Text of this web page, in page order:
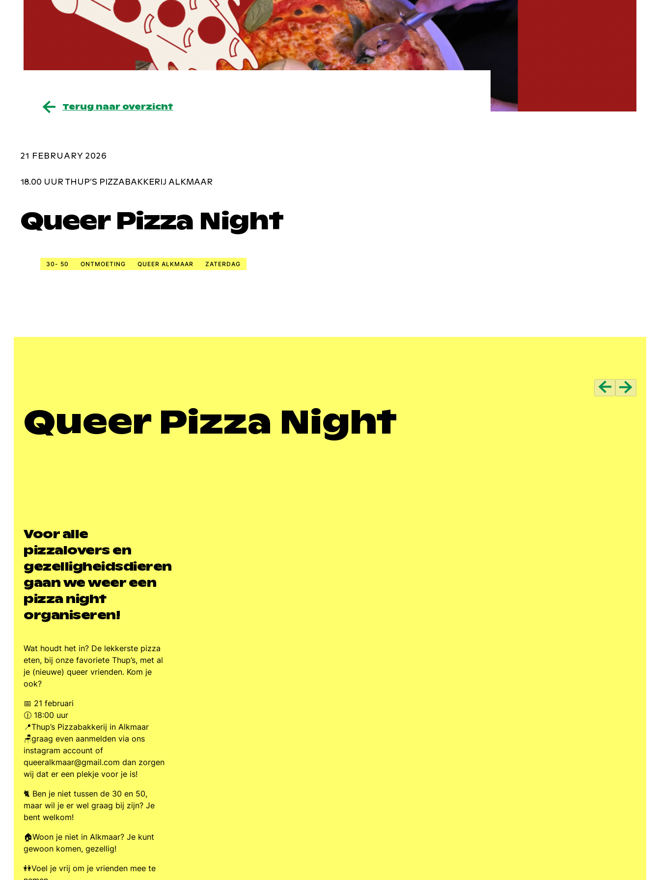
Terug naar overzicht
21 FEBRUARY 2026
18.00 UUR THUP’S PIZZABAKKERIJ ALKMAAR
Queer Pizza Night
30- 50 ONTMOETING QUEER ALKMAAR ZATERDAG
Queer Pizza Night
Voor alle
pizzalovers en
gezelligheidsdieren
gaan we weer een
pizza night
organiseren!
Wat houdt het in? De lekkerste pizza
eten, bij onze favoriete Thup’s, met al
je (nieuwe) queer vrienden. Kom je
ook?
📅 21 februari
🕧 18:00 uur
📍Thup’s Pizzabakkerij in Alkmaar
🪑graag even aanmelden via ons
instagram account of
queeralkmaar@gmail.com dan zorgen
wij dat er een plekje voor je is!
🐈 Ben je niet tussen de 30 en 50,
maar wil je er wel graag bij zijn? Je
bent welkom!
🏠Woon je niet in Alkmaar? Je kunt
gewoon komen, gezellig!
👭Voel je vrij om je vrienden mee te